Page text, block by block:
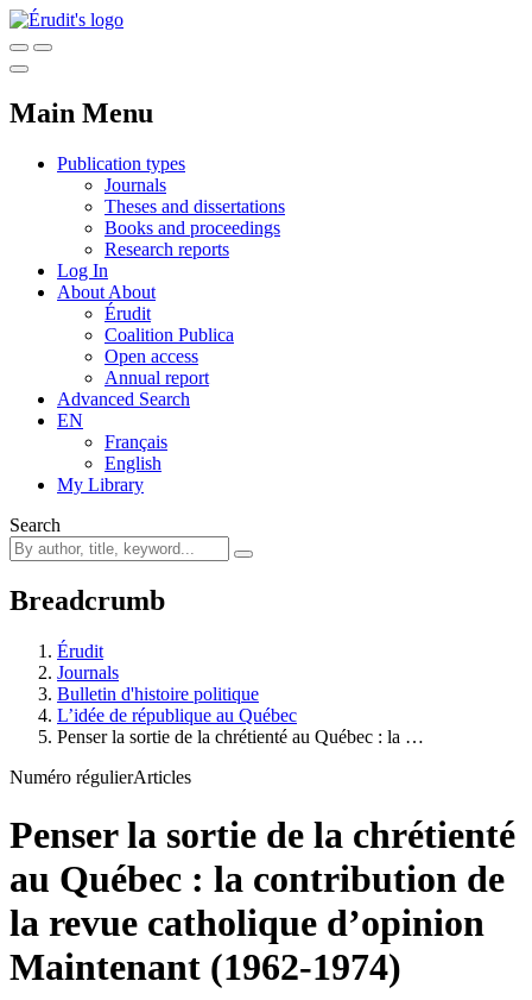
Main Menu
Publication types
Journals
Theses and dissertations
Books and proceedings
Research reports
Log In
About About
Érudit
Coalition Publica
Open access
Annual report
Advanced Search
EN
Français
English
My Library
Search
Breadcrumb
Érudit
Journals
Bulletin d'histoire politique
L’idée de république au Québec
Penser la sortie de la chrétienté au Québec : la …
Numéro régulierArticles
Penser la sortie de la chrétienté
au Québec : la contribution de
la revue catholique d’opinion
Maintenant (1962-1974)